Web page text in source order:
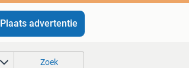
Plaats advertentie
Zoek